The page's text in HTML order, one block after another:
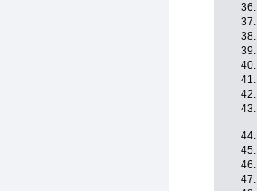
36.
37.
38.
39.
40.
41.
42.
43.
44.
45.
46.
47.